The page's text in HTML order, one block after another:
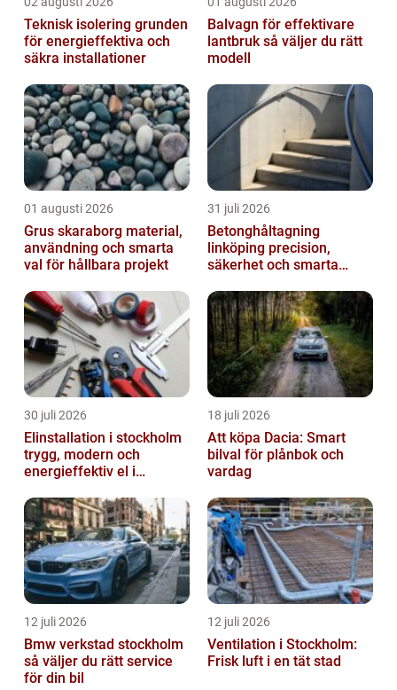
Teknisk isolering grunden
för energieffektiva och
säkra installationer
Balvagn för effektivare
lantbruk så väljer du rätt
modell
01 augusti 2026
Grus skaraborg material,
användning och smarta
val för hållbara projekt
31 juli 2026
Betonghåltagning
linköping precision,
säkerhet och smarta
30 juli 2026
Elinstallation i stockholm
trygg, modern och
energieffektiv el i
18 juli 2026
Att köpa Dacia: Smart
bilval för plånbok och
vardag
12 juli 2026
Bmw verkstad stockholm
så väljer du rätt service
för din bil
12 juli 2026
Ventilation i Stockholm:
Frisk luft i en tät stad